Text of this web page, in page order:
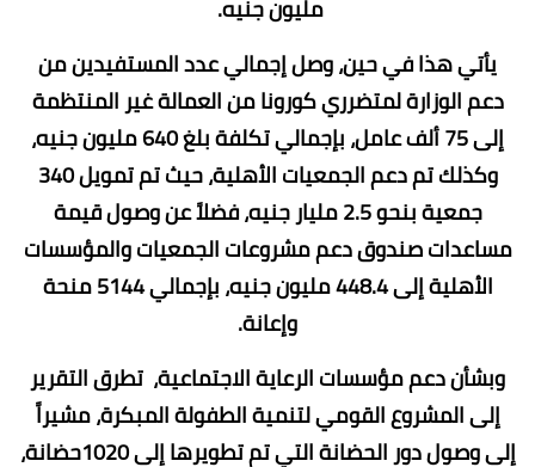
مليون جنيه.
يأتي هذا في حين، وصل إجمالي عدد المستفيدين من
دعم الوزارة لمتضرري كورونا من العمالة غير المنتظمة
إلى 75 ألف عامل، بإجمالي تكلفة بلغ 640 مليون جنيه،
وكذلك تم دعم الجمعيات الأهلية، حيث تم تمويل 340
جمعية بنحو 2.5 مليار جنيه، فضلاً عن وصول قيمة
مساعدات صندوق دعم مشروعات الجمعيات والمؤسسات
الأهلية إلى 448.4 مليون جنيه، بإجمالي 5144 منحة
وإعانة.
وبشأن دعم مؤسسات الرعاية الاجتماعية، تطرق التقرير
إلى المشروع القومي لتنمية الطفولة المبكرة، مشيراً
إلى وصول دور الحضانة التي تم تطويرها إلى 1020حضانة،